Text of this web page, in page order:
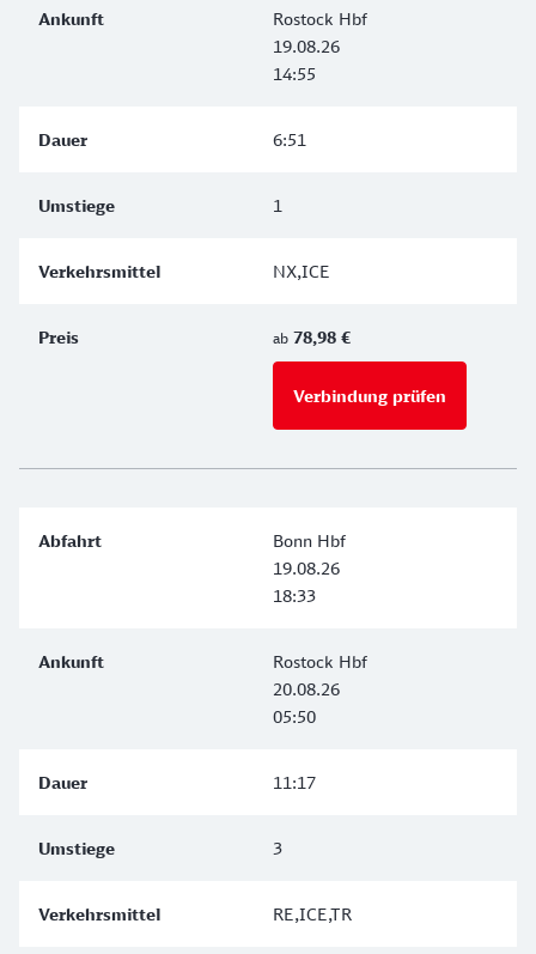
Rostock Hbf
19.08.26
14:55
6:51
1
NX,ICE
ab 78,98 €
Verbindung prüfen
Bonn Hbf
19.08.26
18:33
Rostock Hbf
20.08.26
05:50
11:17
3
RE,ICE,TR